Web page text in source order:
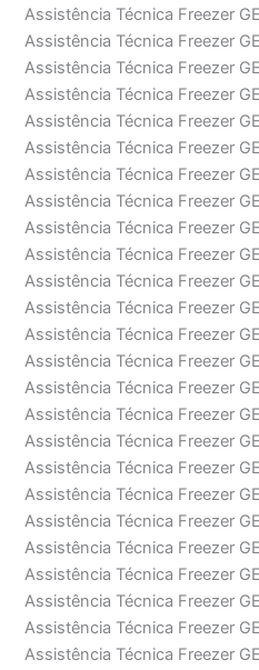
Assistência Técnica Freezer
Assistência Técnica Freezer
Assistência Técnica Freezer
Assistência Técnica Freezer
Assistência Técnica Freezer
Assistência Técnica Freezer
Assistência Técnica Freezer
Assistência Técnica Freezer
Assistência Técnica Freezer
Assistência Técnica Freezer
Assistência Técnica Freezer
Assistência Técnica Freezer
Assistência Técnica Freezer
Assistência Técnica Freezer
Assistência Técnica Freezer
Assistência Técnica Freezer
Assistência Técnica Freezer
Assistência Técnica Freezer
Assistência Técnica Freezer
Assistência Técnica Freezer
Assistência Técnica Freezer
Assistência Técnica Freezer
Assistência Técnica Freezer
Assistência Técnica Freezer
Assistência Técnica Freezer